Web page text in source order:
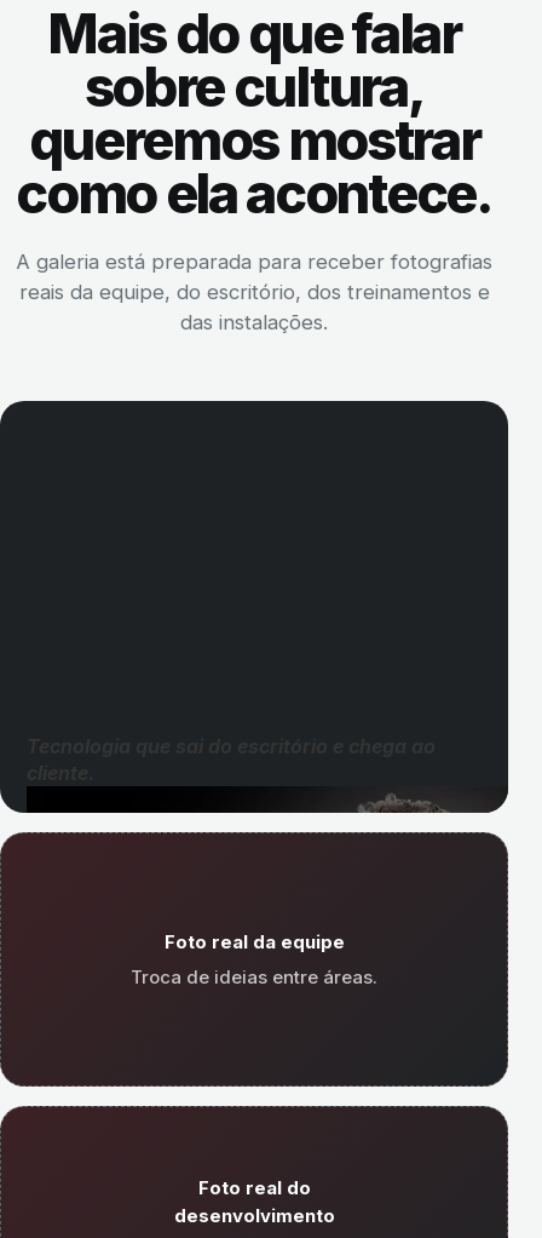
Mais do que falar
sobre cultura,
queremos mostrar
como ela acontece.
A galeria está preparada para receber fotografias
reais da equipe, do escritório, dos treinamentos e
das instalações.
Foto real da equipe
Troca de ideias entre áreas.
Foto real do
desenvolvimento